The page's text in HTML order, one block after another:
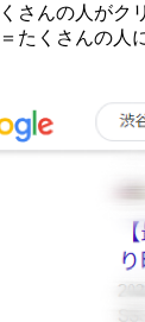
さんの人がク
たくさんの人